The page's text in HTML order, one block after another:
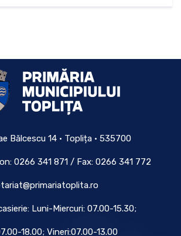
Bălcescu 14 • Toplița • 535700
0266 341 871 / Fax: 0266 341 772
Luni-Miercuri: 07.00-15.30;
18.00; Vineri:07.00-13.00